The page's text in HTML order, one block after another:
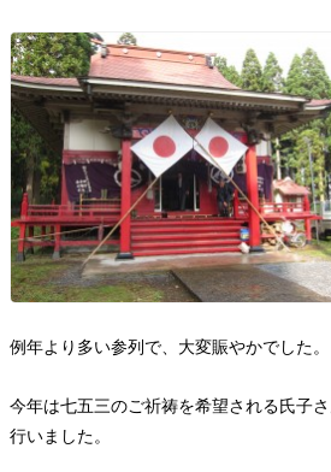
例年より多い参列で、大変賑やかでした。
今年は七五三のご祈祷を希望される氏子
行いました。